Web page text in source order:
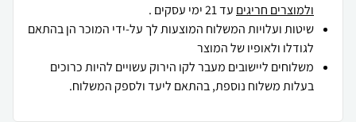
ולמוצרים חריגים עד 21 ימי עסקים .
שיטות ועלויות המשלוח המוצעות לך על-ידי המוכר הן בהתאם
לגודלו ולאופיו של המוצר
משלוחים ליישובים מעבר לקו הירוק עשויים להיות כרוכים
בעלות משלוח נוספת, בהתאם ליעד ולספק המשלוח.